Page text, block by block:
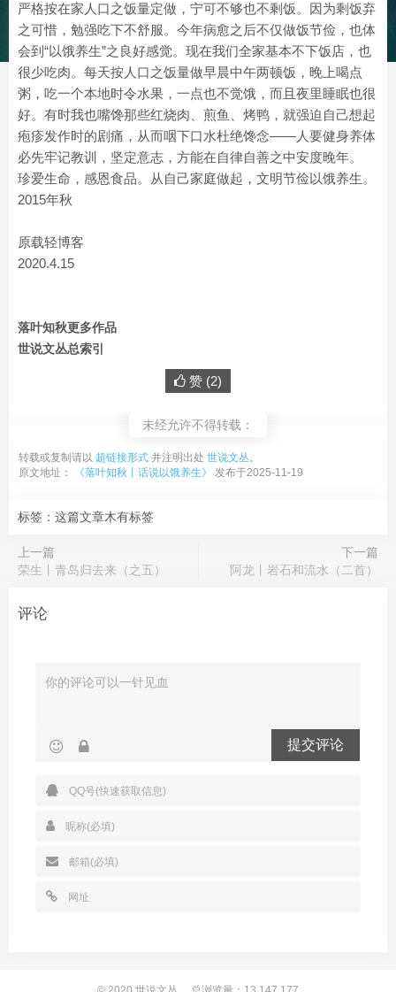
严格按在家人口之饭量定做，宁可不够也不剩饭。因为剩饭弃
之可惜，勉强吃下不舒服。今年病愈之后不仅做饭节俭，也体
会到“以饿养生”之良好感觉。现在我们全家基本不下饭店，也
很少吃肉。每天按人口之饭量做早晨中午两顿饭，晚上喝点
粥，吃一个本地时令水果，一点也不觉饿，而且夜里睡眠也很
好。有时我也嘴馋那些红烧肉、煎鱼、烤鸭，就强迫自己想起
疱疹发作时的剧痛，从而咽下口水杜绝馋念——人要健身养体
必先牢记教训，坚定意志，方能在自律自善之中安度晚年。
珍爱生命，感恩食品。从自己家庭做起，文明节俭以饿养生。
2015年秋
原载轻博客
2020.4.15
落叶知秋更多作品
世说文丛总索引
赞 (2)
未经允许不得转载：
转载或复制请以 超链接形式 并注明出处 世说文丛。
原文地址：
《落叶知秋丨话说以饿养生》 发布于2025-11-19
标签：这篇文章木有标签
上一篇
荣生丨青岛归去来（之五）
下一篇
阿龙丨岩石和流水（二首）
评论
提交评论